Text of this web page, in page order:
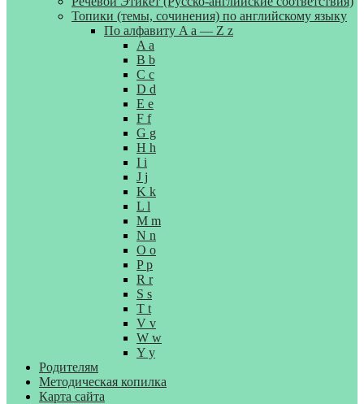
Топики (темы, сочинения) по английскому языку
По алфавиту A a — Z z
A a
B b
C c
D d
E e
F f
G g
H h
I i
J j
K k
L l
M m
N n
O o
P p
R r
S s
T t
V v
W w
Y y
Родителям
Методическая копилка
Карта сайта